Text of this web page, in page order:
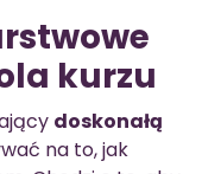
kurzu
doskonałą
na to, jak